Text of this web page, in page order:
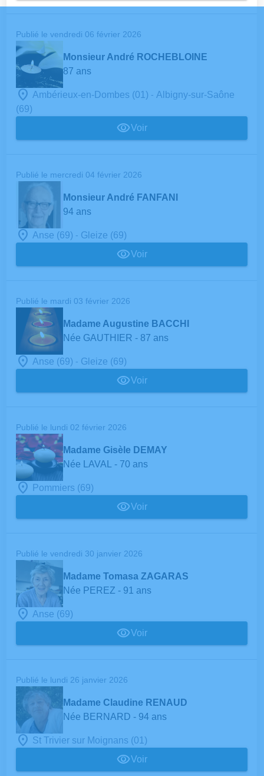
Publié le vendredi 06 février 2026
Monsieur André ROCHEBLOINE
87 ans
Ambérieux-en-Dombes (01) - Albigny-sur-Saône
(69)
Voir
Publié le mercredi 04 février 2026
Monsieur André FANFANI
94 ans
Anse (69) - Gleize (69)
Voir
Publié le mardi 03 février 2026
Madame Augustine BACCHI
Née GAUTHIER - 87 ans
Anse (69) - Gleize (69)
Voir
Publié le lundi 02 février 2026
Madame Gisèle DEMAY
Née LAVAL
- 70 ans
Pommiers (69)
Voir
Publié le vendredi 30 janvier 2026
Madame Tomasa ZAGARAS
Née PEREZ - 91 ans
Anse (69)
Voir
Publié le lundi 26 janvier 2026
Madame Claudine RENAUD
Née BERNARD - 94 ans
St Trivier sur Moignans (01)
Voir